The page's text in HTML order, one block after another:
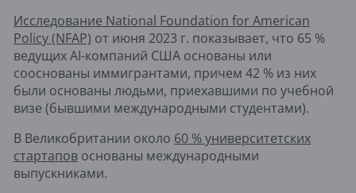
Исследование National Foundation for American
Policy (NFAP) от июня 2023 г. показывает, что 65 %
ведущих AI-компаний США основаны или
сооснованы иммигрантами, причем 42 % из них
были основаны людьми, приехавшими по учебной
визе (бывшими международными студентами).
В Великобритании около 60 % университетских
стартапов основаны международными
выпускниками.